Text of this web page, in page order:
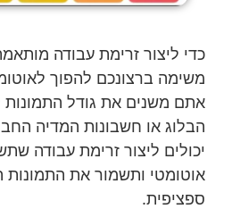
כדי ליצור זרימת עבודה
משימה ברצונכם להפוך
אתם משנים את גודל
הבלוג או חשבונות המדיה
יכולים ליצור זרימת עבודה
אוטומטי ותשמור את התמונות
ספציפית.